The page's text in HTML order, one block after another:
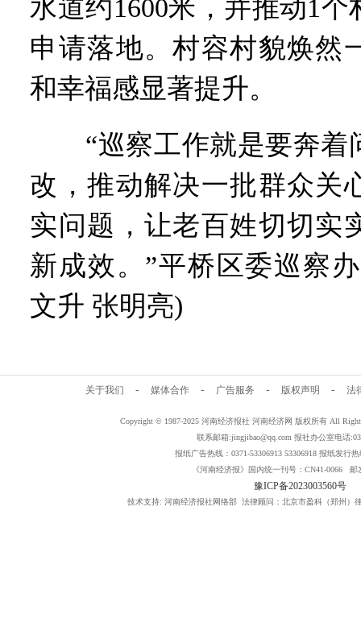
水道约1600米，并推动1
申请落地。村容村貌焕然
和幸福感显著提升。
“巡察工作就是要奔着
改，推动解决一批群众关
实问题，让老百姓切切实
新成效。”平桥区委巡察
文升 张明亮)
关于我们 - 媒体合作 - 广告服务 - 版权声明 - 法
Copyright © 1987-2025 河南经济报社 河南经济网 版权所有 All
联系邮箱:jingjibao@qq.com 报社办公室电话
报纸广告热线：0371-53306913 53306918 报纸发行热
《河南经济报》国内统一刊号：CN41-0066 邮
豫ICP备2023003560号
技术支持: 河南经济报社网络部 法律顾问：北京市盈科（郑州